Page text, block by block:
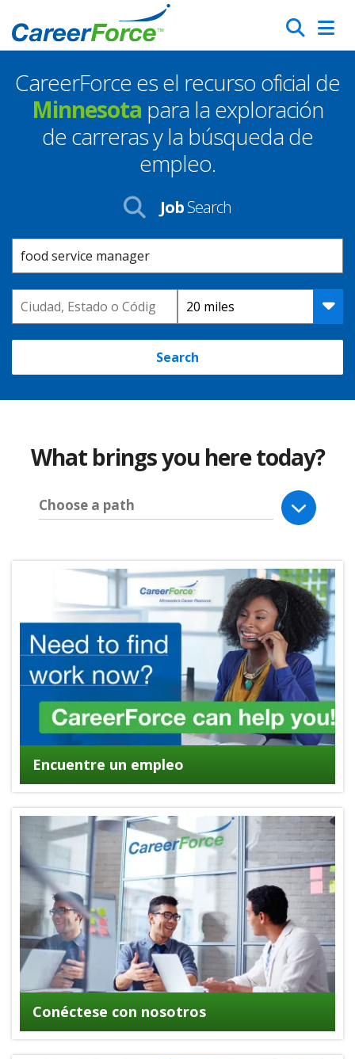
to
main
content
Search
Homepage
CareerForce es el recurso oficial de
Minnesota para la exploración
de carreras y la búsqueda de
empleo.
JobSearch
Keyword
Location Distance
Search
What brings you here today?
Choose a path
Encuentre un empleo
Conéctese con nosotros